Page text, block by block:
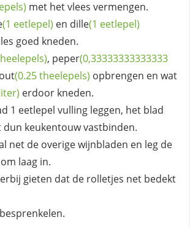
met het vlees vermengen.
(1 eetlepel) en dille(1 eetlepel)
goed kneden.
, peper(0,33333333333333
(0.25 theelepels) opbrengen en wat
erdoor kneden.
1 eetlepel vulling leggen, het blad
keukentouw vastbinden.
net de overige wijnbladen en leg de
laag in.
gieten dat de rolletjes net bedekt